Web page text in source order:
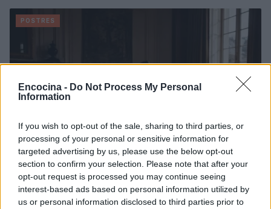
Encocina - Do Not Process My Personal
Information
If you wish to opt-out of the sale, sharing to third parties, or
processing of your personal or sensitive information for
targeted advertising by us, please use the below opt-out
section to confirm your selection. Please note that after your
opt-out request is processed you may continue seeing
interest-based ads based on personal information utilized by
us or personal information disclosed to third parties prior to
POSTRES
Descubre cómo combinar postres y vinos para una
experiencia gastronómica perfecta